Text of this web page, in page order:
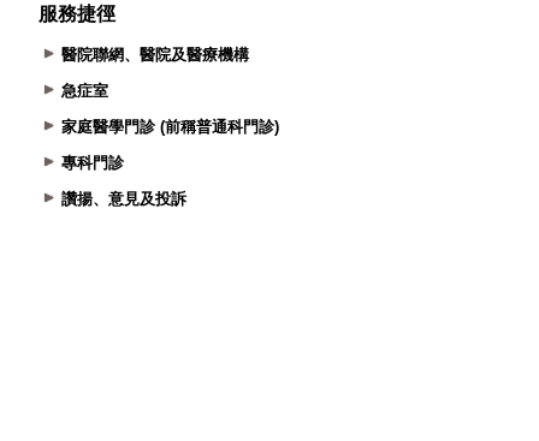
服務捷徑
醫院聯網、醫院及醫療機構
急症室
家庭醫學門診 (前稱普通科門診)
專科門診
讚揚、意見及投訴